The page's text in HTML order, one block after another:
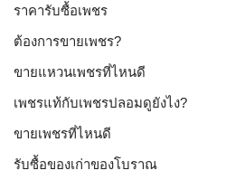
ราคารับซื้อเพชร
ต้องการขายเพชร?
ขายแหวนเพชรที่ไหนดี
เพชรแท้กับเพชรปลอมดูยังไง?
ขายเพชรที่ไหนดี
รับซื้อของเก่าของโบราณ